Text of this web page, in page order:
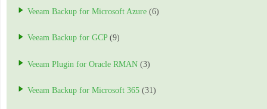
Veeam Backup for Microsoft Azure (6)
Veeam Backup for GCP(9)
Veeam Plugin for Oracle RMAN (3)
Veeam Backup for Microsoft 365 (31)